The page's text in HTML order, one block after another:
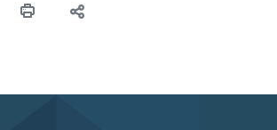
felhasználók számára is elérhető és ökológiai